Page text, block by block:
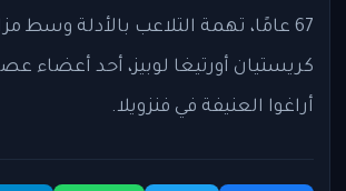
67 عامًا، تهمة التلاعب بالأدلة وسط
كريستيان أورتيغا لوبيز، أحد أعضاء
أراغوا العنيفة في فنزويلا.